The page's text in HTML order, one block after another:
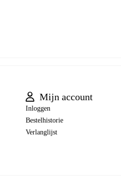
Mijn account
Inloggen
Bestelhistorie
Verlanglijst